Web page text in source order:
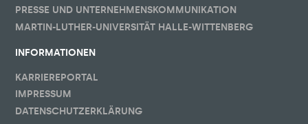
PRESSE UND UNTERNEHMENSKOMMUNIKATION
MARTIN-LUTHER-UNIVERSITÄT HALLE-WITTENBERG
INFORMATIONEN
KARRIEREPORTAL
IMPRESSUM
DATENSCHUTZERKLÄRUNG